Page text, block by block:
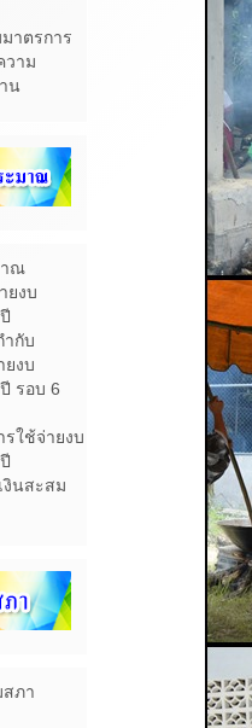
าตรการ
วาม
น
าณ
ยงบ
ำกับ
ยงบ
รอบ 6
รใช้จ่ายงบ
งินสะสม
สภา